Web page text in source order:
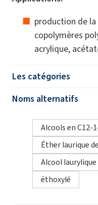
production de
copolymères
acrylique,
Les catégories
Noms alternatifs
Alcools en C12-
Éther laurique
Alcool
éthoxylé